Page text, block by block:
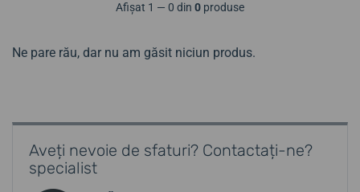
Afișat 1 — 0 din 0 produse
Ne pare rău, dar nu am găsit niciun produs.
Aveți nevoie de sfaturi? Contactați-ne?
specialist